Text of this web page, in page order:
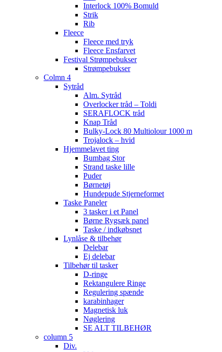
Interlock 100% Bomuld
Strik
Rib
Fleece
Fleece med tryk
Fleece Ensfarvet
Festival Strømpebukser
Strømpebukser
Colmn 4
Sytråd
Alm. Sytråd
Overlocker tråd – Toldi
SERAFLOCK tråd
Knap Tråd
Bulky-Lock 80 Multiolour 1000 m
Trojalock – hvid
Hjemmelavet ting
Bumbag Stor
Strand taske lille
Puder
Børnetøj
Hundepude Stjerneformet
Taske Paneler
3 tasker i et Panel
Børne Rygsæk panel
Taske / indkøbsnet
Lynlåse & tilbehør
Delebar
Ej delebar
Tilbehør til tasker
D-ringe
Rektangulere Ringe
Regulering spænde
karabinhager
Magnetisk luk
Nøglering
SE ALT TILBEHØR
column 5
Div.